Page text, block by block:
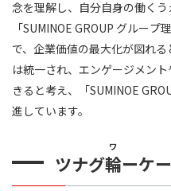
念を理解し、自分自身の働く
「SUMINOE GROUP グルー
で、企業価値の最大化が図れ
は統一され、エンゲージメン
きると考え、「SUMINOE
進しています。
ツナグ輪
ワ
ーケ